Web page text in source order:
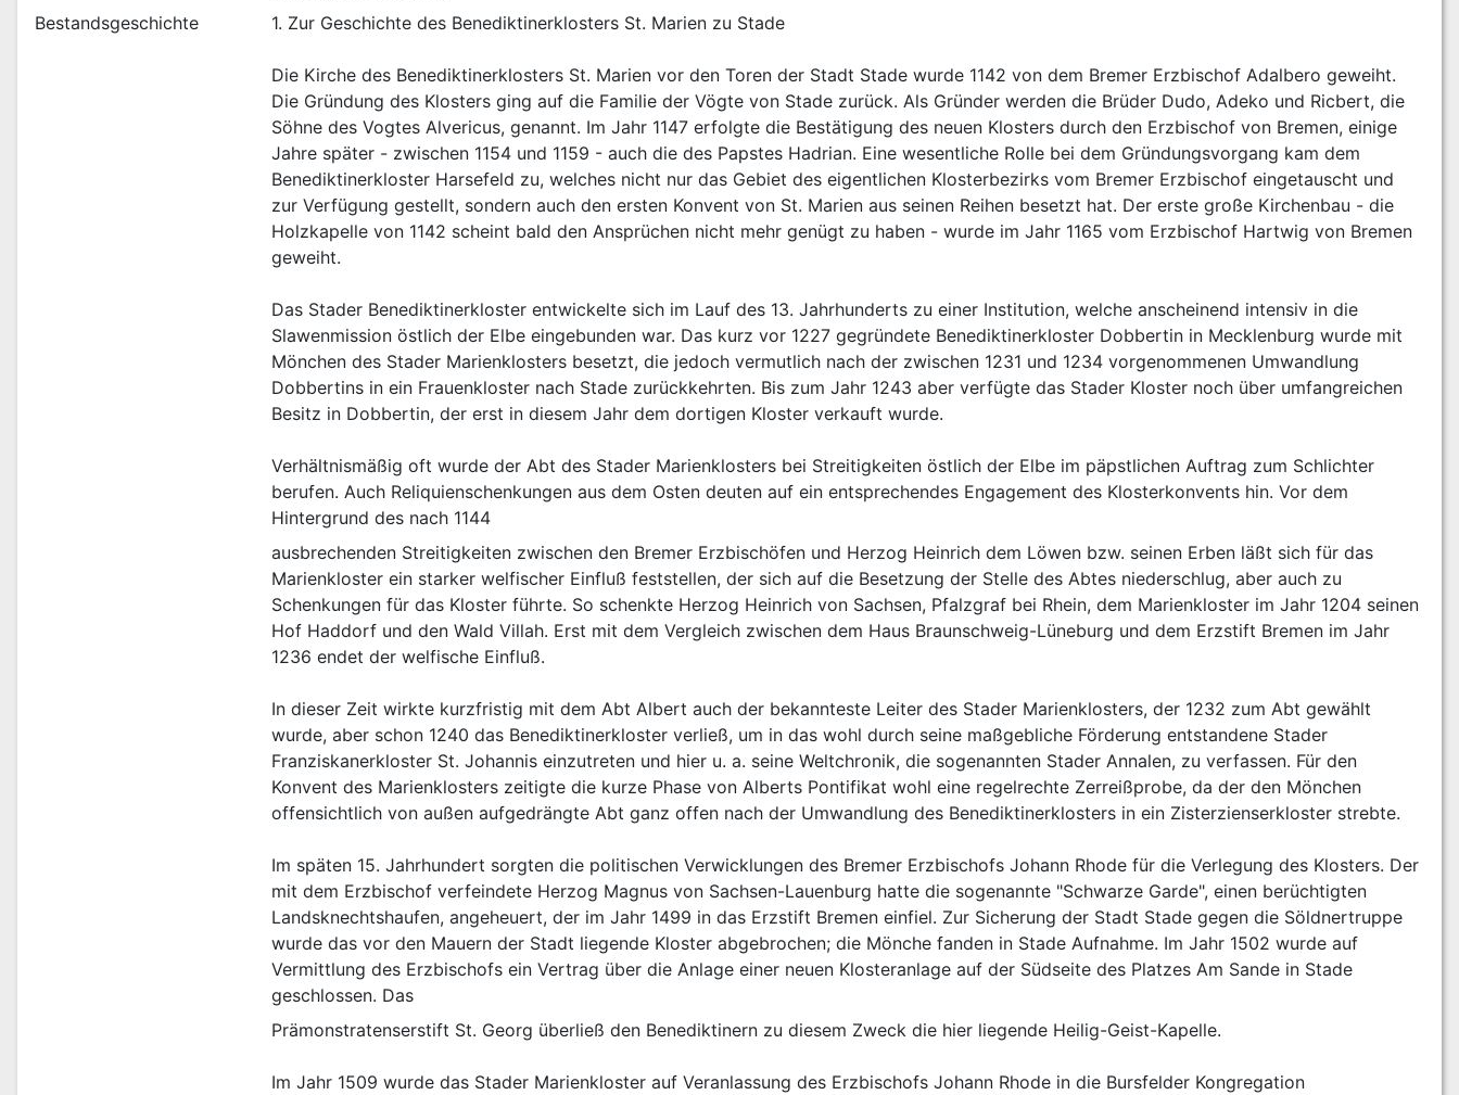
Bestandsgeschichte
1. Zur Geschichte des Benediktinerklosters St. Marien zu Stade
Die Kirche des Benediktinerklosters St. Marien vor den Toren der Stadt Stade wurde 1142 von dem Bremer Erzbischof Adalbero geweiht.
Die Gründung des Klosters ging auf die Familie der Vögte von Stade zurück. Als Gründer werden die Brüder Dudo, Adeko und Ricbert, die
Söhne des Vogtes Alvericus, genannt. Im Jahr 1147 erfolgte die Bestätigung des neuen Klosters durch den Erzbischof von Bremen, einige
Jahre später - zwischen 1154 und 1159 - auch die des Papstes Hadrian. Eine wesentliche Rolle bei dem Gründungsvorgang kam dem
Benediktinerkloster Harsefeld zu, welches nicht nur das Gebiet des eigentlichen Klosterbezirks vom Bremer Erzbischof eingetauscht und
zur Verfügung gestellt, sondern auch den ersten Konvent von St. Marien aus seinen Reihen besetzt hat. Der erste große Kirchenbau - die
Holzkapelle von 1142 scheint bald den Ansprüchen nicht mehr genügt zu haben - wurde im Jahr 1165 vom Erzbischof Hartwig von Bremen
geweiht.
Das Stader Benediktinerkloster entwickelte sich im Lauf des 13. Jahrhunderts zu einer Institution, welche anscheinend intensiv in die
Slawenmission östlich der Elbe eingebunden war. Das kurz vor 1227 gegründete Benediktinerkloster Dobbertin in Mecklenburg wurde mit
Mönchen des Stader Marienklosters besetzt, die jedoch vermutlich nach der zwischen 1231 und 1234 vorgenommenen Umwandlung
Dobbertins in ein Frauenkloster nach Stade zurückkehrten. Bis zum Jahr 1243 aber verfügte das Stader Kloster noch über umfangreichen
Besitz in Dobbertin, der erst in diesem Jahr dem dortigen Kloster verkauft wurde.
Verhältnismäßig oft wurde der Abt des Stader Marienklosters bei Streitigkeiten östlich der Elbe im päpstlichen Auftrag zum Schlichter
berufen. Auch Reliquienschenkungen aus dem Osten deuten auf ein entsprechendes Engagement des Klosterkonvents hin. Vor dem
Hintergrund des nach 1144
ausbrechenden Streitigkeiten zwischen den Bremer Erzbischöfen und Herzog Heinrich dem Löwen bzw. seinen Erben läßt sich für das
Marienkloster ein starker welfischer Einfluß feststellen, der sich auf die Besetzung der Stelle des Abtes niederschlug, aber auch zu
Schenkungen für das Kloster führte. So schenkte Herzog Heinrich von Sachsen, Pfalzgraf bei Rhein, dem Marienkloster im Jahr 1204 seinen
Hof Haddorf und den Wald Villah. Erst mit dem Vergleich zwischen dem Haus Braunschweig-Lüneburg und dem Erzstift Bremen im Jahr
1236 endet der welfische Einfluß.
In dieser Zeit wirkte kurzfristig mit dem Abt Albert auch der bekannteste Leiter des Stader Marienklosters, der 1232 zum Abt gewählt
wurde, aber schon 1240 das Benediktinerkloster verließ, um in das wohl durch seine maßgebliche Förderung entstandene Stader
Franziskanerkloster St. Johannis einzutreten und hier u. a. seine Weltchronik, die sogenannten Stader Annalen, zu verfassen. Für den
Konvent des Marienklosters zeitigte die kurze Phase von Alberts Pontifikat wohl eine regelrechte Zerreißprobe, da der den Mönchen
offensichtlich von außen aufgedrängte Abt ganz offen nach der Umwandlung des Benediktinerklosters in ein Zisterzienserkloster strebte.
Im späten 15. Jahrhundert sorgten die politischen Verwicklungen des Bremer Erzbischofs Johann Rhode für die Verlegung des Klosters. Der
mit dem Erzbischof verfeindete Herzog Magnus von Sachsen-Lauenburg hatte die sogenannte "Schwarze Garde", einen berüchtigten
Landsknechtshaufen, angeheuert, der im Jahr 1499 in das Erzstift Bremen einfiel. Zur Sicherung der Stadt Stade gegen die Söldnertruppe
wurde das vor den Mauern der Stadt liegende Kloster abgebrochen; die Mönche fanden in Stade Aufnahme. Im Jahr 1502 wurde auf
Vermittlung des Erzbischofs ein Vertrag über die Anlage einer neuen Klosteranlage auf der Südseite des Platzes Am Sande in Stade
geschlossen. Das
Prämonstratenserstift St. Georg überließ den Benediktinern zu diesem Zweck die hier liegende Heilig-Geist-Kapelle.
Im Jahr 1509 wurde das Stader Marienkloster auf Veranlassung des Erzbischofs Johann Rhode in die Bursfelder Kongregation